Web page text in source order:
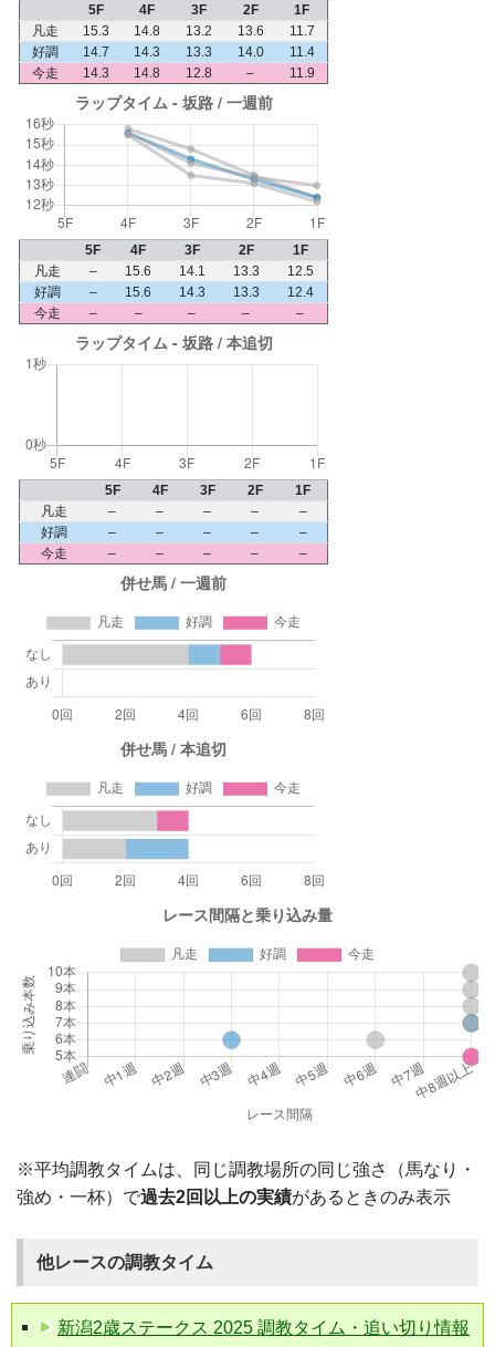
5F 4F 3F 2F
1F
凡走
15.3 14.8 13.2 13.6
11.7
好調
14.7 14.3 13.3 14.0
11.4
今走
14.3 14.8 12.8 – 11.9
5F 4F 3F 2F
1F
凡走
– 15.6 14.1 13.3
12.5
好調
– 15.6 14.3 13.3
12.4
今走
– – – – –
5F 4F 3F 2F
1F
凡走
– – – –
–
好調
– – – –
–
今走
– – – – –
※平均調教タイムは、同じ調教場所の同じ強さ（馬なり・
強め・一杯）で過去2回以上の実績があるときのみ表示
他レースの調教タイム
新潟2歳ステークス 2025 調教タイム・追い切り情報